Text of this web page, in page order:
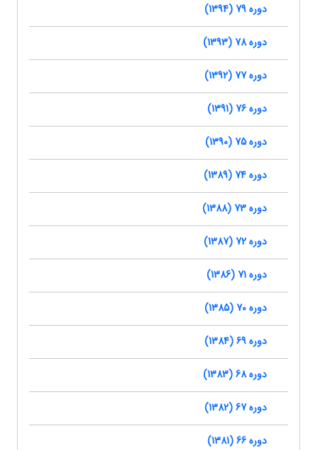
دوره 79 (1394)
دوره 78 (1393)
دوره 77 (1392)
دوره 76 (1391)
دوره 75 (1390)
دوره 74 (1389)
دوره 73 (1388)
دوره 72 (1387)
دوره 71 (1386)
دوره 70 (1385)
دوره 69 (1384)
دوره 68 (1383)
دوره 67 (1382)
دوره 66 (1381)